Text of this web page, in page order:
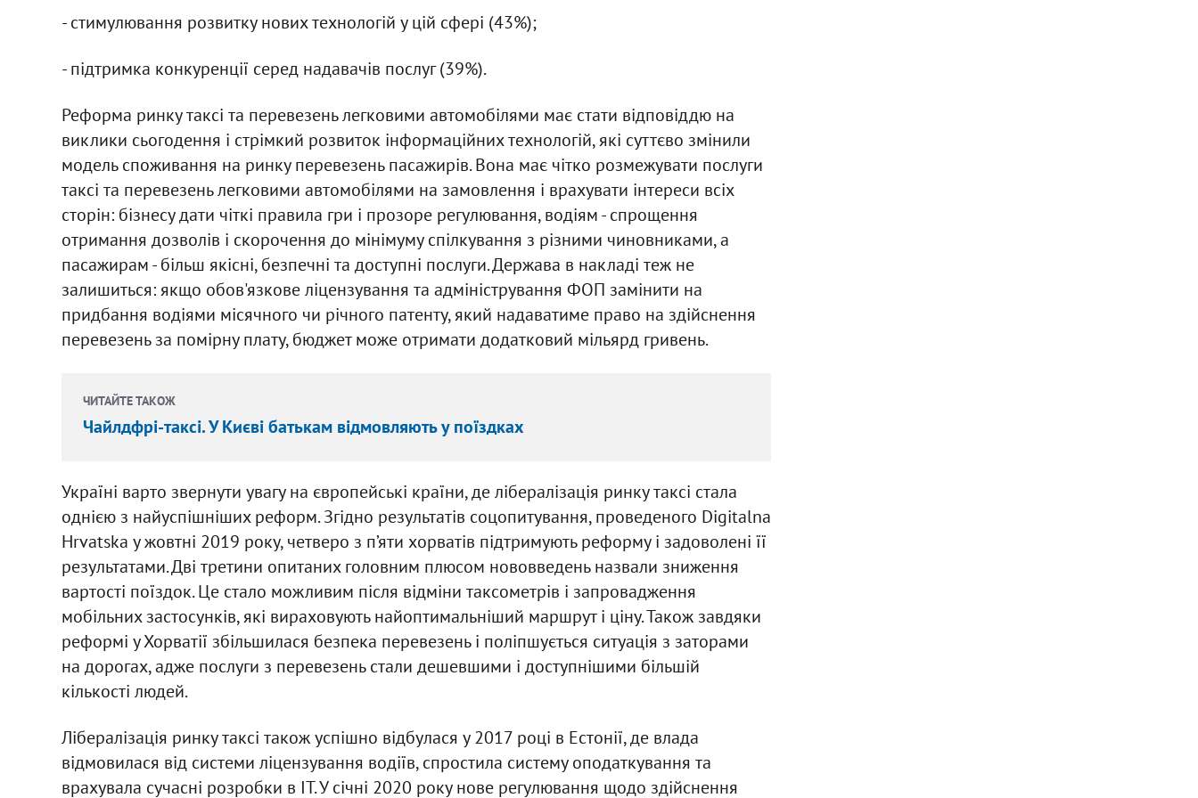
- стимулювання розвитку нових технологій у цій сфері (43%);
- підтримка конкуренції серед надавачів послуг (39%).
Реформа ринку таксі та перевезень легковими автомобілями має стати відповіддю на
виклики сьогодення і стрімкий розвиток інформаційних технологій, які суттєво змінили
модель споживання на ринку перевезень пасажирів. Вона має чітко розмежувати послуги
таксі та перевезень легковими автомобілями на замовлення і врахувати інтереси всіх
сторін: бізнесу дати чіткі правила гри і прозоре регулювання, водіям - спрощення
отримання дозволів і скорочення до мінімуму спілкування з різними чиновниками, а
пасажирам - більш якісні, безпечні та доступні послуги. Держава в накладі теж не
залишиться: якщо обов'язкове ліцензування та адміністрування ФОП замінити на
придбання водіями місячного чи річного патенту, який надаватиме право на здійснення
перевезень за помірну плату, бюджет може отримати додатковий мільярд гривень.
ЧИТАЙТЕ ТАКОЖ
Чайлдфрі-таксі. У Києві батькам відмовляють у поїздках
Україні варто звернути увагу на європейські країни, де лібералізація ринку таксі стала
однією з найуспішніших реформ. Згідно результатів соцопитування, проведеного Digitalna
Hrvatska у жовтні 2019 року, четверо з п’яти хорватів підтримують реформу і задоволені її
результатами. Дві третини опитаних головним плюсом нововведень назвали зниження
вартості поїздок. Це стало можливим після відміни таксометрів і запровадження
мобільних застосунків, які вираховують найоптимальніший маршрут і ціну. Також завдяки
реформі у Хорватії збільшилася безпека перевезень і поліпшується ситуація з заторами
на дорогах, адже послуги з перевезень стали дешевшими і доступнішими більшій
кількості людей.
Лібералізація ринку таксі також успішно відбулася у 2017 році в Естонії, де влада
відмовилася від системи ліцензування водіїв, спростила систему оподаткування та
врахувала сучасні розробки в ІТ. У січні 2020 року нове регулювання щодо здійснення